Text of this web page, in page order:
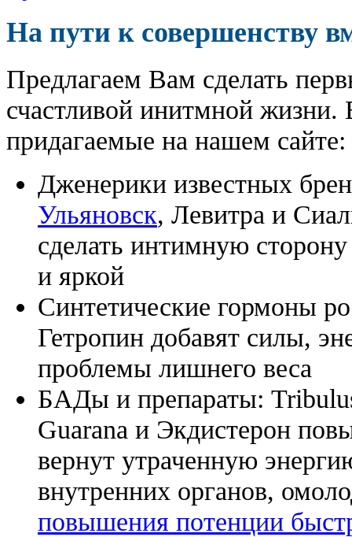
На пути к совершенству
Предлагаем Вам сделать
счастливой инитмной жизни.
придагаемые на нашем сайте:
Дженерики известных
Ульяновск, Левитра и
сделать интимную
и яркой
Синтетические гормоны
Гетропин добавят силы,
проблемы лишнего веса
БАДы и препараты:
Guarana и Экдистерон
вернут утраченную
внутренних органов,
повышения потенции